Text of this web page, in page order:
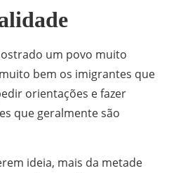
um povo muito
bem os imigrantes que
orientações e fazer
que geralmente são
ideia, mais da metade